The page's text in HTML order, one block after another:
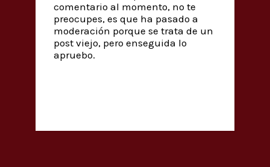
comentario al momento, no te
preocupes, es que ha pasado a
moderación porque se trata de un
post viejo, pero enseguida lo
apruebo.